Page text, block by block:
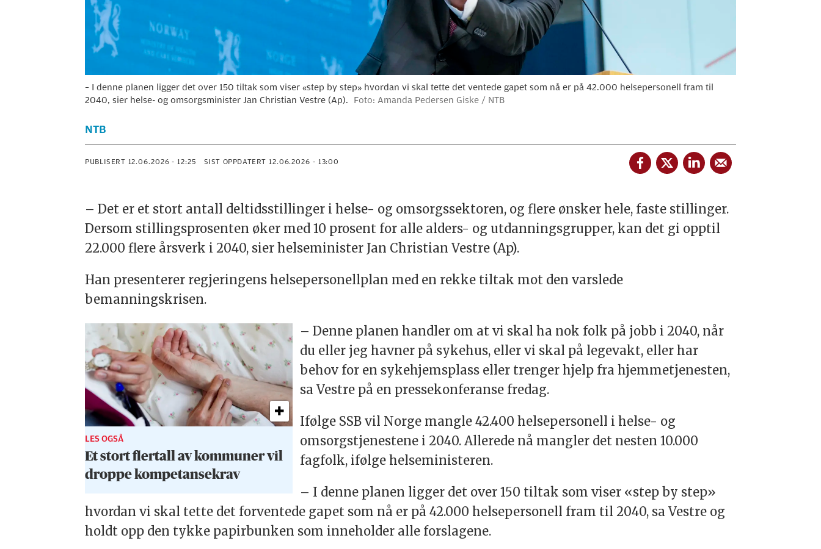
– I denne planen ligger det over 150 tiltak som viser «step by step» hvordan vi skal tette det ventede gapet som nå er på 42.000 helsepersonell fram til
2040, sier helse- og omsorgsminister Jan Christian Vestre (Ap).
Foto: Amanda Pedersen Giske / NTB
NTB
PUBLISERT 12.06.2026 - 12:25 SIST OPPDATERT 12.06.2026 - 13:00
– Det er et stort antall deltidsstillinger i helse- og omsorgssektoren, og flere ønsker hele, faste stillinger.
Dersom stillingsprosenten øker med 10 prosent for alle alders- og utdanningsgrupper, kan det gi opptil
22.000 flere årsverk i 2040, sier helseminister Jan Christian Vestre (Ap).
Han presenterer regjeringens helsepersonellplan med en rekke tiltak mot den varslede
bemanningskrisen.
LES OGSÅ
Et stort flertall av kommuner vil
droppe kompetansekrav
– Denne planen handler om at vi skal ha nok folk på jobb i 2040, når
du eller jeg havner på sykehus, eller vi skal på legevakt, eller har
behov for en sykehjemsplass eller trenger hjelp fra hjemmetjenesten,
sa Vestre på en pressekonferanse fredag.
Ifølge SSB vil Norge mangle 42.400 helsepersonell i helse- og
omsorgstjenestene i 2040. Allerede nå mangler det nesten 10.000
fagfolk, ifølge helseministeren.
– I denne planen ligger det over 150 tiltak som viser «step by step»
hvordan vi skal tette det forventede gapet som nå er på 42.000 helsepersonell fram til 2040, sa Vestre og
holdt opp den tykke papirbunken som inneholder alle forslagene.